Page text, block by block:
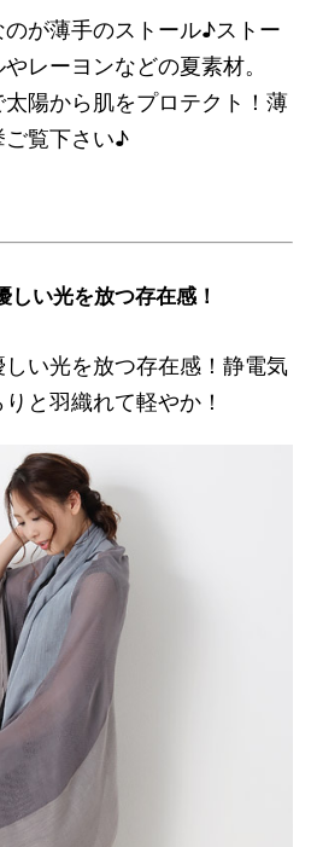
が薄手のストール♪ストー
レーヨンなどの夏素材。
陽から肌をプロテクト！薄
ご覧下さい♪
い光を放つ存在感！
い光を放つ存在感！静電気
と羽織れて軽やか！